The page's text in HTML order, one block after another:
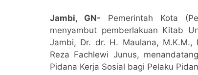
Jambi, GN- Pemerintah Kota
menyambut pemberlakuan Kitab
Jambi, Dr. dr. H. Maulana, M.K.M.,
Reza Fachlewi Junus,
Pidana Kerja Sosial bagi Pelaku